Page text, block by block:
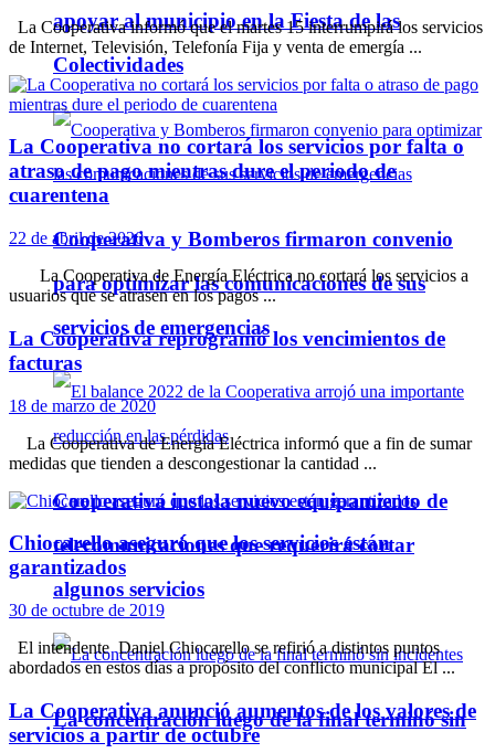
apoyar al municipio en la Fiesta de las
Colectividades
Cooperativa y Bomberos firmaron convenio
para optimizar las comunicaciones de sus
servicios de emergencias
Cooperativa instala nuevo equipamiento de
telecomunicaciones que requerirá cortar
algunos servicios
La concentración luego de la final terminó sin
La Cooperativa informó que el martes 15 interrumpirá los servicios
de Internet, Televisión, Telefonía Fija y venta de emergía ...
La Cooperativa no cortará los servicios por falta o
atraso de pago mientras dure el periodo de
cuarentena
22 de abril de 2020
La Cooperativa de Energía Eléctrica no cortará los servicios a
usuarios que se atrasen en los pagos ...
La Cooperativa reprogramó los vencimientos de
facturas
18 de marzo de 2020
La Cooperativa de Energía Eléctrica informó que a fin de sumar
medidas que tienden a descongestionar la cantidad ...
Chiocarello aseguró que los servicios están
garantizados
30 de octubre de 2019
El intendente Daniel Chiocarello se refirió a distintos puntos
abordados en estos días a propósito del conflicto municipal El ...
La Cooperativa anunció aumentos de los valores de
servicios a partir de octubre